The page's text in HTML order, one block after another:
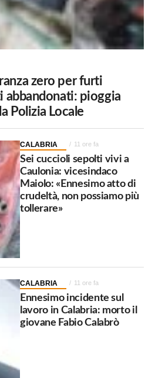
zero per furti
abbandonati: pioggia
Polizia Locale
CALABRIA 11 ore fa
Sei cuccioli sepolti vivi a
Caulonia: vicesindaco
Maiolo: «Ennesimo atto di
crudeltà, non possiamo più
tollerare»
CALABRIA 11 ore fa
Ennesimo incidente sul
lavoro in Calabria: morto il
giovane Fabio Calabrò